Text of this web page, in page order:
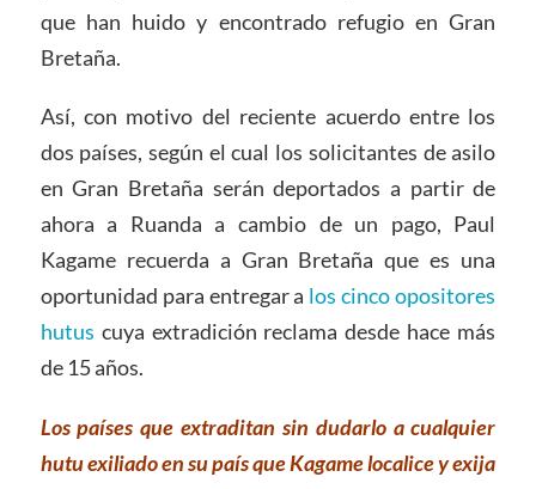
que han huido y encontrado refugio en Gran
Bretaña.
Así, con motivo del reciente acuerdo entre los
dos países, según el cual los solicitantes de asilo
en Gran Bretaña serán deportados a partir de
ahora a Ruanda a cambio de un pago, Paul
Kagame recuerda a Gran Bretaña que es una
oportunidad para entregar a los cinco opositores
hutus cuya extradición reclama desde hace más
de 15 años.
Los países que extraditan sin dudarlo a cualquier
hutu exiliado en su país que Kagame localice y exija